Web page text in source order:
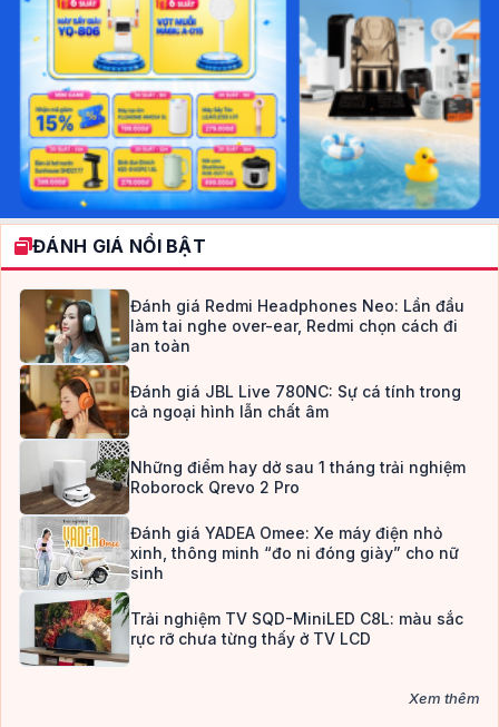
ĐÁNH GIÁ NỔI BẬT
Đánh giá Redmi Headphones Neo: Lần đầu
làm tai nghe over-ear, Redmi chọn cách đi
an toàn
Đánh giá JBL Live 780NC: Sự cá tính trong
cả ngoại hình lẫn chất âm
Những điểm hay dở sau 1 tháng trải nghiệm
Roborock Qrevo 2 Pro
Đánh giá YADEA Omee: Xe máy điện nhỏ
xinh, thông minh “đo ni đóng giày” cho nữ
sinh
Trải nghiệm TV SQD-MiniLED C8L: màu sắc
rực rỡ chưa từng thấy ở TV LCD
Xem thêm